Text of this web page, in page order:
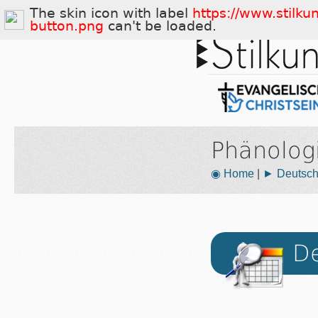
◉ Home| ►
The skin icon with label
https://
button.png can't be loaded.